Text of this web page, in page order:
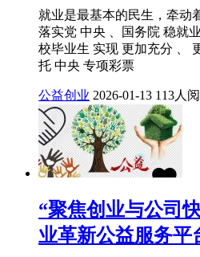
就业是最基本的民生，牵动
落实党 中央 、国务院 稳就
校毕业生 实现 更加充分 、
托 中央 专项彩票
公益创业 2026-01-13 113人阅
“聚焦创业与公司
业革新公益服务平